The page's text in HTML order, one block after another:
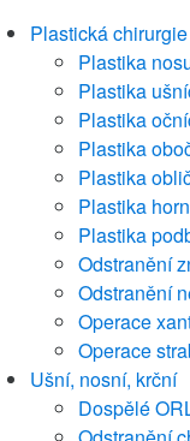
Plastická chirurgie
Plastika
Plastika
Plastika
Plastika
Plastika
Plastika
Plastika
Odstranění
Odstranění
Operace
Operace
Ušní, nosní, krční
Dospělé